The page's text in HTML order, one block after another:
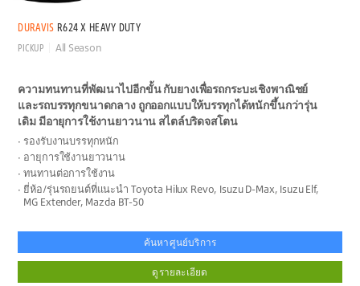
DURAVIS R624 X HEAVY DUTY
PICKUP All Season
ความทนทานที่พัฒนาไปอีกขั้น กับยางเพื่อรถกระบะเชิงพาณิชย์
และรถบรรทุกขนาดกลาง ถูกออกแบบให้บรรทุกได้หนักขึ้นกว่ารุ่น
เดิม มีอายุการใช้งานยาวนาน สไตล์บริดจสโตน
รองรับงานบรรทุกหนัก
อายุการใช้งานยาวนาน
ทนทานต่อการใช้งาน
ยี่ห้อ/รุ่นรถยนต์ที่แนะนำ Toyota Hilux Revo, Isuzu D-Max, Isuzu Elf,
MG Extender, Mazda BT-50
ค้นหาศูนย์บริการ
ดูรายละเอียด